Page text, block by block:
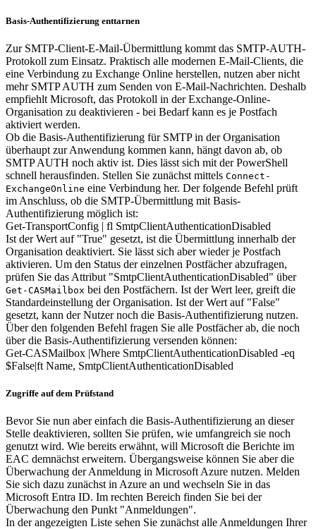
Basis-Authentifizierung enttarnen
Zur SMTP-Client-E-Mail-Übermittlung kommt das SMTP-AUTH-
Protokoll zum Einsatz. Praktisch alle modernen E-Mail-Clients, die
eine Verbindung zu Exchange Online herstellen, nutzen aber nicht
mehr SMTP AUTH zum Senden von E-Mail-Nachrichten. Deshalb
empfiehlt Microsoft, das Protokoll in der Exchange-Online-
Organisation zu deaktivieren - bei Bedarf kann es je Postfach
aktiviert werden.
Ob die Basis-Authentifizierung für SMTP in der Organisation
überhaupt zur Anwendung kommen kann, hängt davon ab, ob
SMTP AUTH noch aktiv ist. Dies lässt sich mit der PowerShell
schnell herausfinden. Stellen Sie zunächst mittels Connect-
ExchangeOnline eine Verbindung her. Der folgende Befehl prüft
im Anschluss, ob die SMTP-Übermittlung mit Basis-
Authentifizierung möglich ist:
Get-TransportConfig | fl SmtpClientAuthenticationDisabled
Ist der Wert auf "True" gesetzt, ist die Übermittlung innerhalb der
Organisation deaktiviert. Sie lässt sich aber wieder je Postfach
aktivieren. Um den Status der einzelnen Postfächer abzufragen,
prüfen Sie das Attribut "SmtpClientAuthenticationDisabled" über
Get-CASMailbox bei den Postfächern. Ist der Wert leer, greift die
Standardeinstellung der Organisation. Ist der Wert auf "False"
gesetzt, kann der Nutzer noch die Basis-Authentifizierung nutzen.
Über den folgenden Befehl fragen Sie alle Postfächer ab, die noch
über die Basis-Authentifizierung versenden können:
Get-CASMailbox |Where SmtpClientAuthenticationDisabled -eq
$False|ft Name, SmtpClientAuthenticationDisabled
Zugriffe auf dem Prüfstand
Bevor Sie nun aber einfach die Basis-Authentifizierung an dieser
Stelle deaktivieren, sollten Sie prüfen, wie umfangreich sie noch
genutzt wird. Wie bereits erwähnt, will Microsoft die Berichte im
EAC demnächst erweitern. Übergangsweise können Sie aber die
Überwachung der Anmeldung in Microsoft Azure nutzen. Melden
Sie sich dazu zunächst in Azure an und wechseln Sie in das
Microsoft Entra ID. Im rechten Bereich finden Sie bei der
Überwachung den Punkt "Anmeldungen".
In der angezeigten Liste sehen Sie zunächst alle Anmeldungen Ihrer